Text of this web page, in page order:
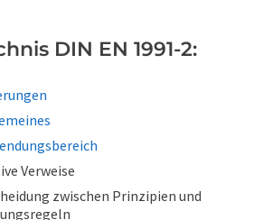
DIN EN 1991-2:
Verweise
zwischen Prinzipien und